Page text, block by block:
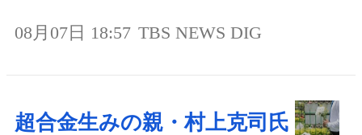
08月07日 18:57 TBS NEWS DIG
超合金生みの親・村上克司氏